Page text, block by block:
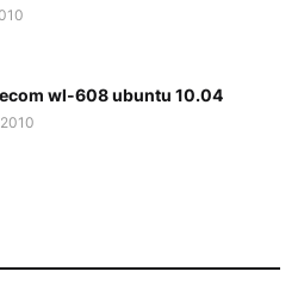
wl-608 ubuntu 10.04